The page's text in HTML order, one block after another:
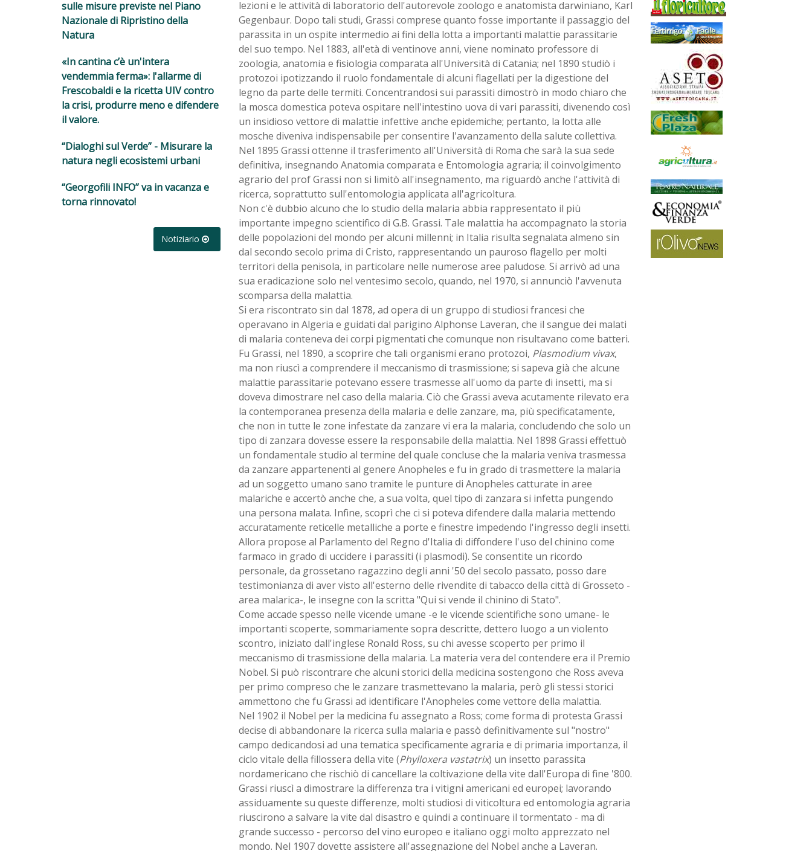
sulle misure previste nel Piano
Nazionale di Ripristino della
Natura
«In cantina c’è un'intera
vendemmia ferma»: l'allarme di
Frescobaldi e la ricetta UIV contro
la crisi, produrre meno e difendere
il valore.
“Dialoghi sul Verde” - Misurare la
natura negli ecosistemi urbani
“Georgofili INFO” va in vacanza e
torna rinnovato!
Notiziario
lezioni e le attività di laboratorio dell'autorevole zoologo e anatomista darwiniano, Karl
Gegenbaur. Dopo tali studi, Grassi comprese quanto fosse importante il passaggio del
parassita in un ospite intermedio ai fini della lotta a importanti malattie parassitarie
del suo tempo. Nel 1883, all'età di ventinove anni, viene nominato professore di
zoologia, anatomia e fisiologia comparata all'Università di Catania; nel 1890 studiò i
protozoi ipotizzando il ruolo fondamentale di alcuni flagellati per la digestione del
legno da parte delle termiti. Concentrandosi sui parassiti dimostrò in modo chiaro che
la mosca domestica poteva ospitare nell'intestino uova di vari parassiti, divenendo così
un insidioso vettore di malattie infettive anche epidemiche; pertanto, la lotta alle
mosche diveniva indispensabile per consentire l'avanzamento della salute collettiva.
Nel 1895 Grassi ottenne il trasferimento all'Università di Roma che sarà la sua sede
definitiva, insegnando Anatomia comparata e Entomologia agraria; il coinvolgimento
agrario del prof Grassi non si limitò all'insegnamento, ma riguardò anche l'attività di
ricerca, soprattutto sull'entomologia applicata all'agricoltura.
Non c'è dubbio alcuno che lo studio della malaria abbia rappresentato il più
importante impegno scientifico di G.B. Grassi. Tale malattia ha accompagnato la storia
delle popolazioni del mondo per alcuni millenni; in Italia risulta segnalata almeno sin
dal secondo secolo prima di Cristo, rappresentando un pauroso flagello per molti
territori della penisola, in particolare nelle numerose aree paludose. Si arrivò ad una
sua eradicazione solo nel ventesimo secolo, quando, nel 1970, si annunciò l'avvenuta
scomparsa della malattia.
Si era riscontrato sin dal 1878, ad opera di un gruppo di studiosi francesi che
operavano in Algeria e guidati dal parigino Alphonse Laveran, che il sangue dei malati
di malaria conteneva dei corpi pigmentati che comunque non risultavano come batteri.
Fu Grassi, nel 1890, a scoprire che tali organismi erano protozoi, Plasmodium vivax,
ma non riuscì a comprendere il meccanismo di trasmissione; si sapeva già che alcune
malattie parassitarie potevano essere trasmesse all'uomo da parte di insetti, ma si
doveva dimostrare nel caso della malaria. Ciò che Grassi aveva acutamente rilevato era
la contemporanea presenza della malaria e delle zanzare, ma, più specificatamente,
che non in tutte le zone infestate da zanzare vi era la malaria, concludendo che solo un
tipo di zanzara dovesse essere la responsabile della malattia. Nel 1898 Grassi effettuò
un fondamentale studio al termine del quale concluse che la malaria veniva trasmessa
da zanzare appartenenti al genere Anopheles e fu in grado di trasmettere la malaria
ad un soggetto umano sano tramite le punture di Anopheles catturate in aree
malariche e accertò anche che, a sua volta, quel tipo di zanzara si infetta pungendo
una persona malata. Infine, scoprì che ci si poteva difendere dalla malaria mettendo
accuratamente reticelle metalliche a porte e finestre impedendo l'ingresso degli insetti.
Allora propose al Parlamento del Regno d'Italia di diffondere l'uso del chinino come
farmaco in grado di uccidere i parassiti (i plasmodi). Se consentite un ricordo
personale, da grossetano ragazzino degli anni '50 del secolo passato, posso dare
testimonianza di aver visto all'esterno delle rivendite di tabacco della città di Grosseto -
area malarica-, le insegne con la scritta "Qui si vende il chinino di Stato".
Come accade spesso nelle vicende umane -e le vicende scientifiche sono umane- le
importanti scoperte, sommariamente sopra descritte, dettero luogo a un violento
scontro, iniziato dall'inglese Ronald Ross, su chi avesse scoperto per primo il
meccanismo di trasmissione della malaria. La materia vera del contendere era il Premio
Nobel. Si può riscontrare che alcuni storici della medicina sostengono che Ross aveva
per primo compreso che le zanzare trasmettevano la malaria, però gli stessi storici
ammettono che fu Grassi ad identificare l'Anopheles come vettore della malattia.
Nel 1902 il Nobel per la medicina fu assegnato a Ross; come forma di protesta Grassi
decise di abbandonare la ricerca sulla malaria e passò definitivamente sul "nostro"
campo dedicandosi ad una tematica specificamente agraria e di primaria importanza, il
ciclo vitale della fillossera della vite (Phylloxera vastatrix) un insetto parassita
nordamericano che rischiò di cancellare la coltivazione della vite dall'Europa di fine '800.
Grassi riuscì a dimostrare la differenza tra i vitigni americani ed europei; lavorando
assiduamente su queste differenze, molti studiosi di viticoltura ed entomologia agraria
riuscirono a salvare la vite dal disastro e quindi a continuare il tormentato - ma di
grande successo - percorso del vino europeo e italiano oggi molto apprezzato nel
mondo. Nel 1907 dovette assistere all'assegnazione del Nobel anche a Laveran.